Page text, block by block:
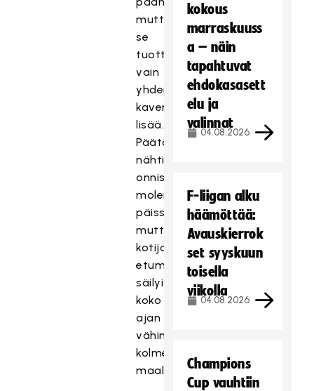
mutta
se
tuotti
vain
yhden
kavennuksen
lisää.
Päätösjaksolla
nähtiin
onnistumisia
molemmissa
päissä,
mutta
kotijoukkueen
etumatka
säilyi
koko
ajan
vähintään
kolmessa
maalissa.
kokous
marraskuuss
a – näin
tapahtuvat
ehdokasasett
elu ja
valinnat
04.08.2026
F-liigan alku
häämöttää:
Avauskierrok
set syyskuun
toisella
viikolla
04.08.2026
Champions
Cup vauhtiin